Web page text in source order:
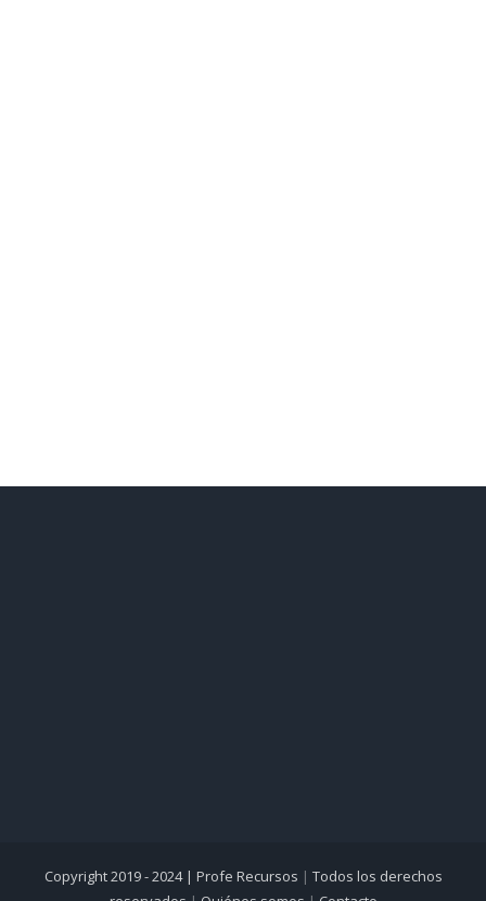
Copyright 2019 - 2024 | Profe Recursos | Todos los derechos